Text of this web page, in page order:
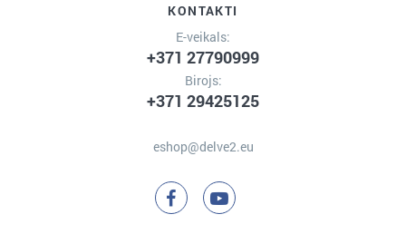
KONTAKTI
E-veikals:
+371 27790999
Birojs:
+371 29425125
eshop@delve2.eu